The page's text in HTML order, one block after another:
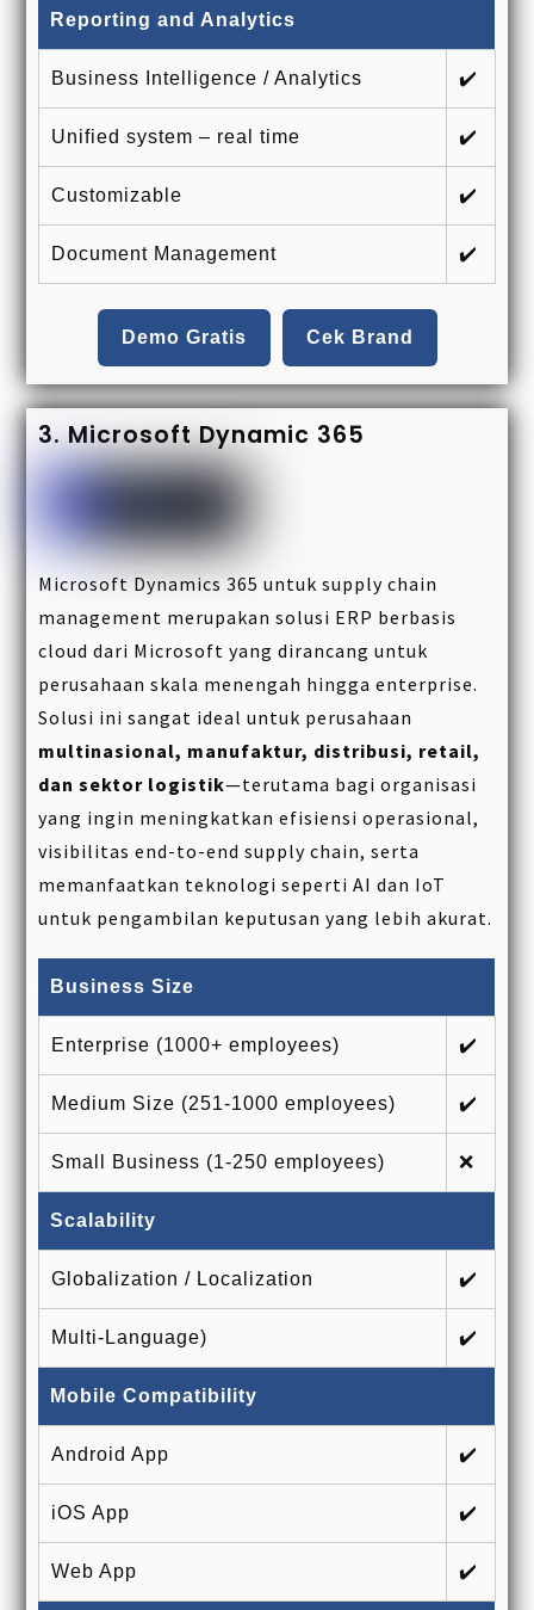
Reporting and Analytics
Business Intelligence / Analytics ✔️
Unified system – real time ✔️
Customizable ✔️
Document Management ✔️
Demo Gratis Cek Brand
3. Microsoft Dynamic 365
Microsoft Dynamics 365 untuk supply chain
management merupakan solusi ERP berbasis
cloud dari Microsoft yang dirancang untuk
perusahaan skala menengah hingga enterprise.
Solusi ini sangat ideal untuk perusahaan
multinasional, manufaktur, distribusi, retail,
dan sektor logistik—terutama bagi organisasi
yang ingin meningkatkan efisiensi operasional,
visibilitas end-to-end supply chain, serta
memanfaatkan teknologi seperti AI dan IoT
untuk pengambilan keputusan yang lebih akurat.
Business Size
Enterprise (1000+ employees) ✔️
Medium Size (251-1000 employees) ✔️
Small Business (1-250 employees) ❌
Scalability
Globalization / Localization ✔️
Multi-Language) ✔️
Mobile Compatibility
Android App ✔️
iOS App ✔️
Web App ✔️